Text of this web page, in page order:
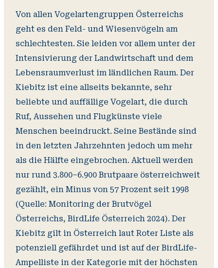
Von allen Vogelartengruppen Österreichs
geht es den Feld- und Wiesenvögeln am
schlechtesten. Sie leiden vor allem unter der
Intensivierung der Landwirtschaft und dem
Lebensraumverlust im ländlichen Raum. Der
Kiebitz ist eine allseits bekannte, sehr
beliebte und auffällige Vogelart, die durch
Ruf, Aussehen und Flugkünste viele
Menschen beeindruckt. Seine Bestände sind
in den letzten Jahrzehnten jedoch um mehr
als die Hälfte eingebrochen. Aktuell werden
nur rund 3.800–6.900 Brutpaare österreichweit
gezählt, ein Minus von 57 Prozent seit 1998
(Quelle: Monitoring der Brutvögel
Österreichs, BirdLife Österreich 2024). Der
Kiebitz gilt in Österreich laut Roter Liste als
potenziell gefährdet und ist auf der BirdLife-
Ampelliste in der Kategorie mit der höchsten